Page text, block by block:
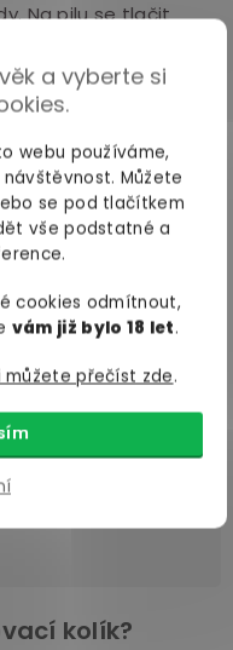
a vyberte si
webu používáme,
Můžete
se pod tlačítkem
vše podstatné a
cookies odmítnout,
vám již bylo 18 let.
můžete přečíst zde.
Na pilu se tlačit
s dalšími
nebostimulátor
nebo
pohodu si
tam, kde
nebo
při hraní s
kolík?